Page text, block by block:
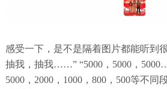
感受一下，是不是隔着图片都能听到
抽我，抽我……” “5000，5000，
5000，2000，1000，800，500等不同